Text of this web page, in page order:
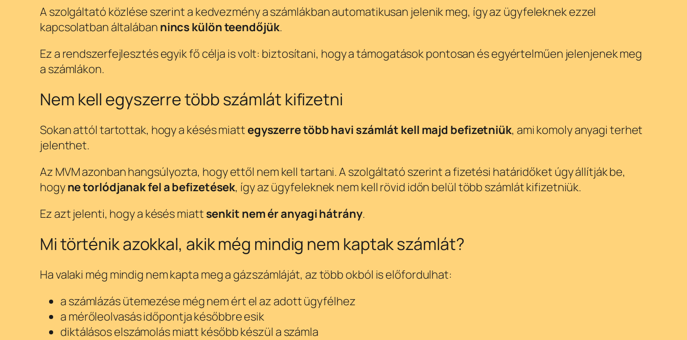
A szolgáltató közlése szerint a kedvezmény a számlákban automatikusan jelenik meg, így az ügyfeleknek ezzel
kapcsolatban általában nincs külön teendőjük.
Ez a rendszerfejlesztés egyik fő célja is volt: biztosítani, hogy a támogatások pontosan és egyértelműen jelenjenek meg
a számlákon.
Nem kell egyszerre több számlát kifizetni
Sokan attól tartottak, hogy a késés miatt egyszerre több havi számlát kell majd befizetniük, ami komoly anyagi terhet
jelenthet.
Az MVM azonban hangsúlyozta, hogy ettől nem kell tartani. A szolgáltató szerint a fizetési határidőket úgy állítják be,
hogyne torlódjanak fel a befizetések, így az ügyfeleknek nem kell rövid időn belül több számlát kifizetniük.
Ez azt jelenti, hogy a késés miatt senkit nem ér anyagi hátrány.
Mi történik azokkal, akik még mindig nem kaptak számlát?
Ha valaki még mindig nem kapta meg a gázszámláját, az több okból is előfordulhat:
a számlázás ütemezése még nem ért el az adott ügyfélhez
a mérőleolvasás időpontja későbbre esik
diktálásos elszámolás miatt később készül a számla